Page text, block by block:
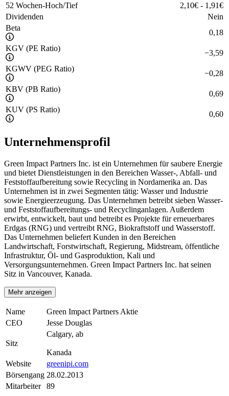
52 Wochen-Hoch/Tief
2,10€ - 1,91€
Dividenden
Nein
Beta
0,18
KGV (PE Ratio)
−3,59
KGWV (PEG Ratio)
−0,28
KBV (PB Ratio)
0,69
KUV (PS Ratio)
0,60
Unternehmensprofil
Green Impact Partners Inc. ist ein Unternehmen für saubere Energie
und bietet Dienstleistungen in den Bereichen Wasser-, Abfall- und
Feststoffaufbereitung sowie Recycling in Nordamerika an. Das
Unternehmen ist in zwei Segmenten tätig: Wasser und Industrie
sowie Energieerzeugung. Das Unternehmen betreibt sieben Wasser-
und Feststoffaufbereitungs- und Recyclinganlagen. Außerdem
erwirbt, entwickelt, baut und betreibt es Projekte für erneuerbares
Erdgas (RNG) und vertreibt RNG, Biokraftstoff und Wasserstoff.
Das Unternehmen beliefert Kunden in den Bereichen
Landwirtschaft, Forstwirtschaft, Regierung, Midstream, öffentliche
Infrastruktur, Öl- und Gasproduktion, Kali und
Versorgungsunternehmen. Green Impact Partners Inc. hat seinen
Sitz in Vancouver, Kanada.
Mehr anzeigen
Name
Green Impact Partners Aktie
CEO
Jesse Douglas
Sitz
Calgary, ab
Kanada
Website
greenipi.com
Börsengang 28.02.2013
Mitarbeiter
89